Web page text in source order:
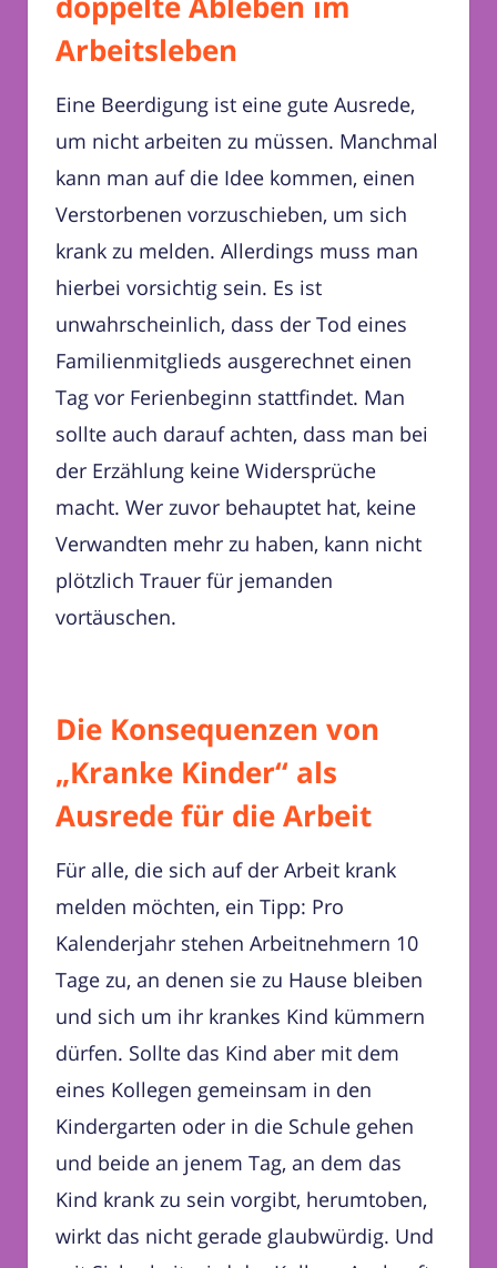
Arbeitsleben
Eine Beerdigung ist eine gute Ausrede,
um nicht arbeiten zu müssen. Manchmal
kann man auf die Idee kommen, einen
Verstorbenen vorzuschieben, um sich
krank zu melden. Allerdings muss man
hierbei vorsichtig sein. Es ist
unwahrscheinlich, dass der Tod eines
Familienmitglieds ausgerechnet einen
Tag vor Ferienbeginn stattfindet. Man
sollte auch darauf achten, dass man bei
der Erzählung keine Widersprüche
macht. Wer zuvor behauptet hat, keine
Verwandten mehr zu haben, kann nicht
plötzlich Trauer für jemanden
vortäuschen.
Die Konsequenzen von
„Kranke Kinder“ als
Ausrede für die Arbeit
Für alle, die sich auf der Arbeit krank
melden möchten, ein Tipp: Pro
Kalenderjahr stehen Arbeitnehmern 10
Tage zu, an denen sie zu Hause bleiben
und sich um ihr krankes Kind kümmern
dürfen. Sollte das Kind aber mit dem
eines Kollegen gemeinsam in den
Kindergarten oder in die Schule gehen
und beide an jenem Tag, an dem das
Kind krank zu sein vorgibt, herumtoben,
wirkt das nicht gerade glaubwürdig. Und